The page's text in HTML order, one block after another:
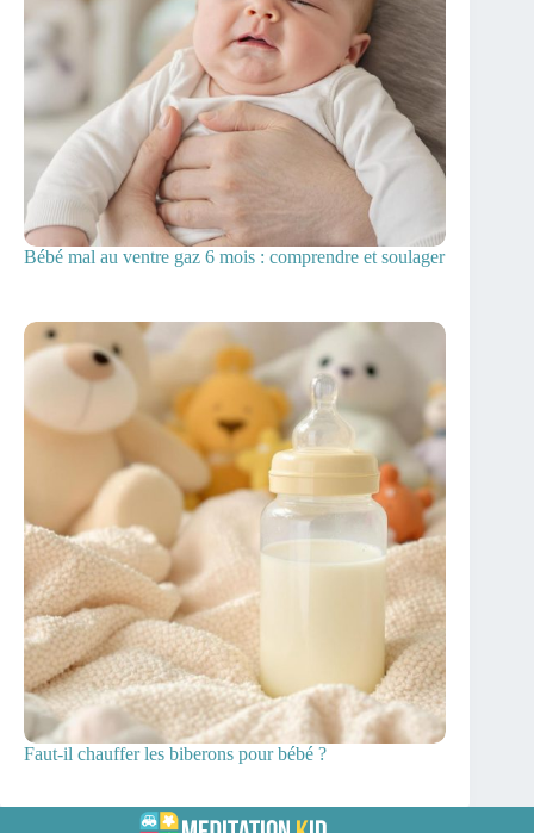
Bébé mal au ventre gaz 6 mois : comprendre et soulager
Faut-il chauffer les biberons pour bébé ?